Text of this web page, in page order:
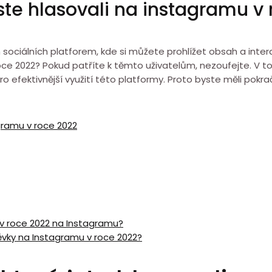
hlasovali na instagramu v
platforem, kde si můžete prohlížet obsah a
2022? Pokud patříte k těmto uživatelům, nezoufejte. V
efektivnější využití této platformy. Proto byste měli
v roce 2022
roce 2022 na Instagramu?
na Instagramu v roce 2022?